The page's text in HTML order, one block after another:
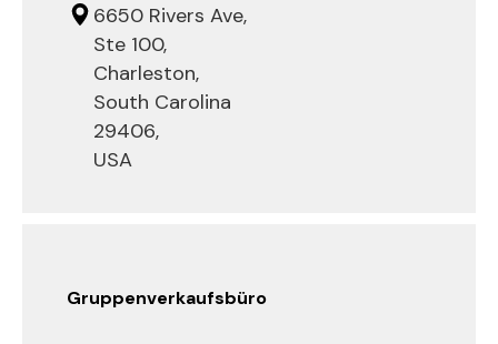
6650 Rivers Ave,
Ste 100,
Charleston,
South Carolina
29406,
USA
Gruppenverkaufsbüro